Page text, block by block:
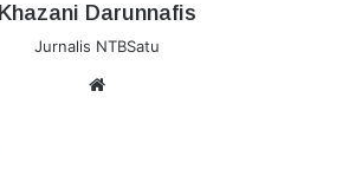
Khazani Darunnafis
Jurnalis NTBSatu